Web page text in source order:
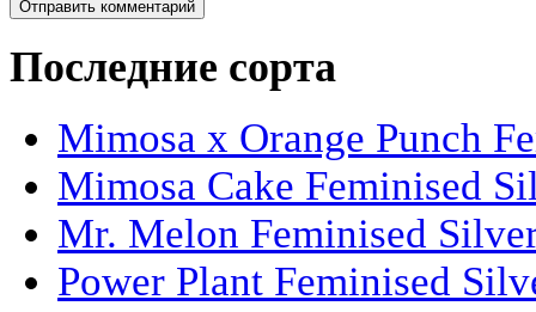
Последние сорта
Mimosa x Orange Punch
Mimosa Cake Feminised
Mr. Melon Feminised
Power Plant Feminised